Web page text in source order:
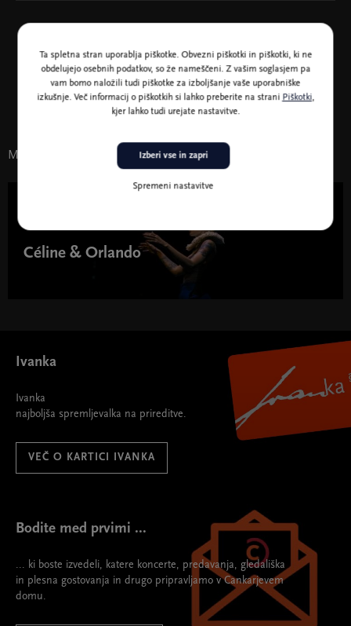
Pokrovitelj koncerta
Morda vas zanima tudi
Céline & Orlando
Ivanka
Ivanka
najboljša spremljevalka na prireditve.
VEČ O KARTICI IVANKA
Bodite med prvimi ...
... ki boste izvedeli, katere koncerte, predavanja, gledališka
in plesna gostovanja in drugo pripravljamo v Cankarjevem
domu.
Ta spletna stran uporablja piškotke. Obvezni piškotki in piškotki, ki ne
obdelujejo osebnih podatkov, so že nameščeni. Z vašim soglasjem pa
vam bomo naložili tudi piškotke za izboljšanje vaše uporabniške
izkušnje. Več informacij o piškotkih si lahko preberite na strani Piškotki,
kjer lahko tudi urejate nastavitve.
Spremeni nastavitve
Izberi vse in zapri